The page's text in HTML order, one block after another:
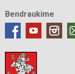
Bendraukime